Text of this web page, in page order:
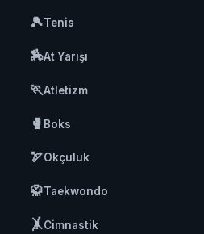
🎾Tenis
🏇At Yarışı
🏃Atletizm
🥊 Boks
🏹Okçuluk
🥋Taekwondo
🤸Cimnastik